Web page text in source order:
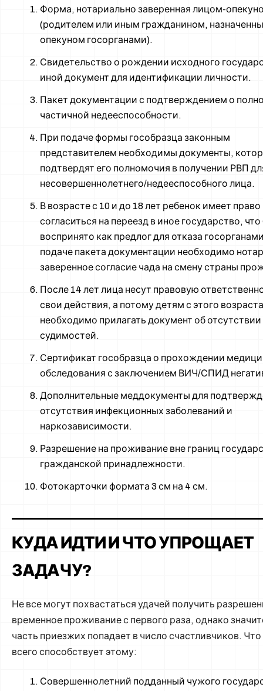
Форма, нотариально заверенная лицом-
(родителем или иным гражданином,
опекуном госорганами).
Свидетельство о рождении исходного
иной документ для идентификации личности.
Пакет документации с подтверждением о
частичной недееспособности.
При подаче формы гособразца законным
представителем необходимы документы,
подтвердят его полномочия в получении РВП
несовершеннолетнего/недееспособного лица.
В возрасте с 10 и до 18 лет ребенок имеет право
согласиться на переезд в иное государство, что
воспринято как предлог для отказа
подаче пакета документации необходимо
заверенное согласие чада на смену страны
После 14 лет лица несут правовую
свои действия, а потому детям с этого
необходимо прилагать документ об отсутствии
судимостей.
Сертификат гособразца о прохождении
обследования с заключением ВИЧ/СПИД
Дополнительные меддокументы для
отсутствия инфекционных заболеваний и
наркозависимости.
Разрешение на проживание вне границ
гражданской принадлежности.
Фотокарточки формата 3 см на 4 см.
КУДА ИДТИ И ЧТО УПРОЩАЕТ
ЗАДАЧУ?
Не все могут похвастаться удачей получить
временное проживание с первого раза, однако
часть приезжих попадает в число счастливчиков.
всего способствует этому:
Совершеннолетний подданный чужого